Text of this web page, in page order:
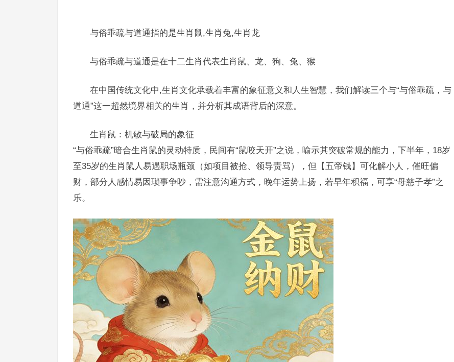
与俗乖疏与道通指的是生肖鼠,生肖兔,生肖龙
与俗乖疏与道通是在十二生肖代表生肖鼠、龙、狗、兔、猴
在中国传统文化中,生肖文化承载着丰富的象征意义和人生智慧，我们解读三个与“与俗乖疏，与
道通”这一超然境界相关的生肖，并分析其成语背后的深意。
生肖鼠：机敏与破局的象征
“与俗乖疏”暗合生肖鼠的灵动特质，民间有“鼠咬天开”之说，喻示其突破常规的能力，下半年，18岁
至35岁的生肖鼠人易遇职场瓶颈（如项目被抢、领导责骂），但【五帝钱】可化解小人，催旺偏
财，部分人感情易因琐事争吵，需注意沟通方式，晚年运势上扬，若早年积福，可享“母慈子孝”之
乐。